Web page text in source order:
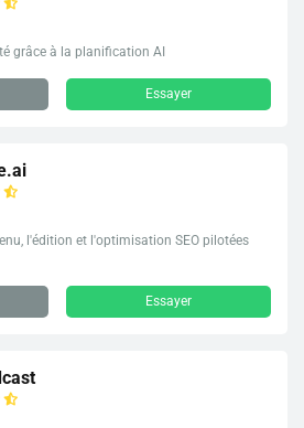
grâce à la planification AI
Essayer
l'édition et l'optimisation SEO pilotées
Essayer